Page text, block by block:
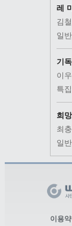
레
김
일
기
이
특
희
최
일
이용